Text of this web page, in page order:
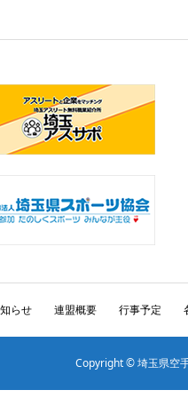
らせ 連盟概要 行事予定
Copyright © 埼玉県空